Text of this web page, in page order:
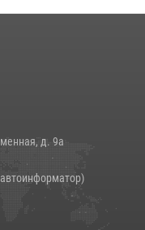
д. 9а